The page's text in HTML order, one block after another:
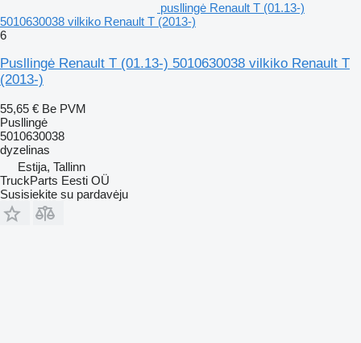
pusllingė Renault T (01.13-)
5010630038 vilkiko Renault T (2013-)
6
Pusllingė Renault T (01.13-) 5010630038 vilkiko Renault T
(2013-)
55,65 € Be PVM
Pusllingė
5010630038
dyzelinas
Estija, Tallinn
TruckParts Eesti OÜ
Susisiekite su pardavėju